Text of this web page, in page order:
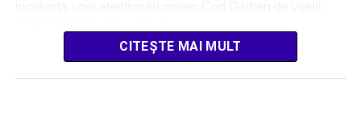
CITEȘTE MAI MULT